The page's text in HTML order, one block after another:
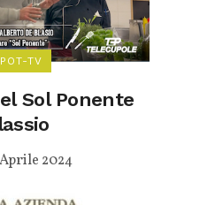
TV
Sol Ponente
Aprile 2024